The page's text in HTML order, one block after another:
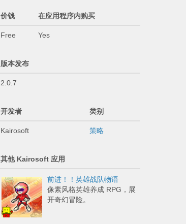
价钱 在应用程序内购买
Free Yes
版本发布
2.0.7
开发者 类别
Kairosoft 策略
其他 Kairosoft 应用
前进！！英雄战队物语
像素风格英雄养成 RPG，展
开奇幻冒险。